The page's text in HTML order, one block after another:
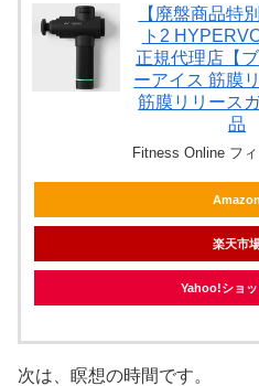
【廃盤商品特
ト2
正規代理店【
ーアイス 筋膜
筋膜リリース
品
Fitness Online フ
Amazon
楽天市
Yahoo!ショ
次は、瞑想の時間です。